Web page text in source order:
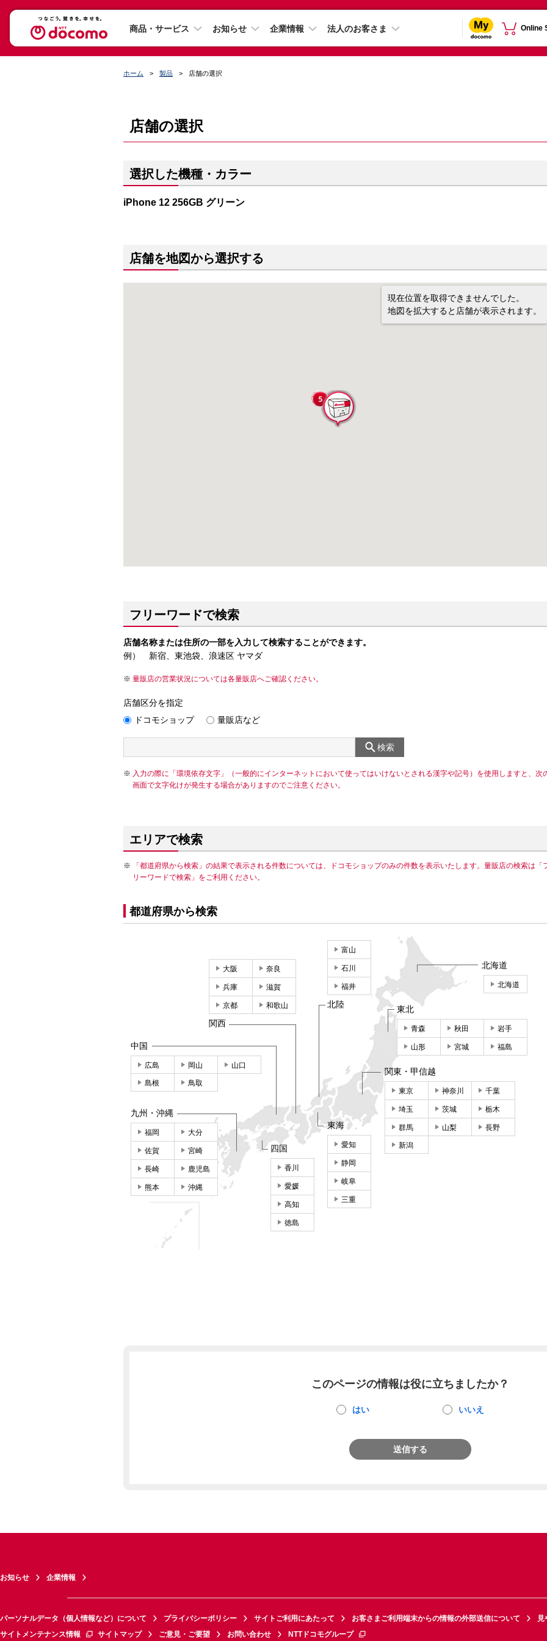
商品・サービス お知らせ 企業情報 法人のお客さま Online
ホーム 製品 店舗の選択
店舗の選択
選択した機種・カラー
iPhone 12 256GB グリーン
店舗を地図から選択する
現在位置を取得できませんでした。
地図を拡大すると店舗が表示されます。
フリーワードで検索
店舗名称または住所の一部を入力して検索することができます。
例） 新宿、東池袋、浪速区 ヤマダ
量販店の営業状況については各量販店へご確認ください。
店舗区分を指定
ドコモショップ
量販店など
検索
入力の際に「環境依存文字」（一般的にインターネットにおいて使ってはいけないとされる漢字や記号）を使用しますと、次
画面で文字化けが発生する場合がありますのでご注意ください。
エリアで検索
「都道府県から検索」の結果で表示される件数については、ドコモショップのみの件数を表示いたします。量販店の検索は「
リーワードで検索」をご利用ください。
都道府県から検索
北海道
北海道
東北
青森 秋田 岩手
山形 宮城 福島
関東・甲信越
東京 神奈川 千葉
埼玉 茨城 栃木
群馬 山梨 長野
新潟
東海
愛知
静岡
岐阜
三重
富山
石川
福井
北陸
大阪 奈良
兵庫 滋賀
京都 和歌山
関西
中国
広島 岡山 山口
島根 鳥取
四国
香川
愛媛
高知
徳島
九州・沖縄
福岡 大分
佐賀 宮崎
長崎 鹿児島
熊本 沖縄
このページの情報は役に立ちましたか？
はい いいえ
送信する
お知らせ 企業情報
パーソナルデータ（個人情報など）について プライバシーポリシー サイトご利用にあたって お客さまご利用端末からの情報の外部送信について
見
サイトメンテナンス情報
サイトマップ ご意見・ご要望 お問い合わせ NTTドコモグループ